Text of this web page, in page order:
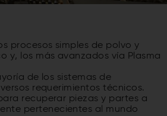
procesos simples de polvo y
y, los más avanzados vía Plasma
de los sistemas de
requerimientos técnicos.
recuperar piezas y partes a
pertenecientes al mundo